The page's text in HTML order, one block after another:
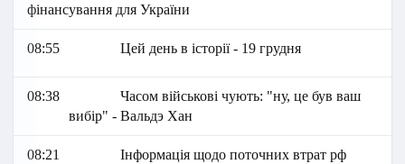
фінансування для України
08:55 Цей день в історії - 19 грудня
08:38
Часом військові чують: "ну, це був ваш
вибір" - Вальдэ Хан
08:21
Інформація щодо поточних втрат рф